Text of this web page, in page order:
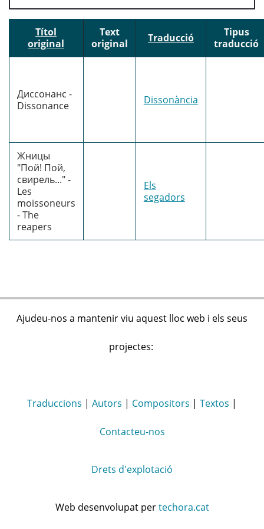
Títol
original
Text
original
Traducció
Tipus
traducció
Диссонанс -
Dissonance
Dissonància
Жницы
"Пой! Пой,
свирель..." -
Les
moissoneurs
- The
reapers
Els
segadors
Ajudeu-nos a mantenir viu aquest lloc web i els seus
projectes:
Traduccions | Autors | Compositors | Textos |
Contacteu-nos
Drets d'explotació
Web desenvolupat pertechora.cat